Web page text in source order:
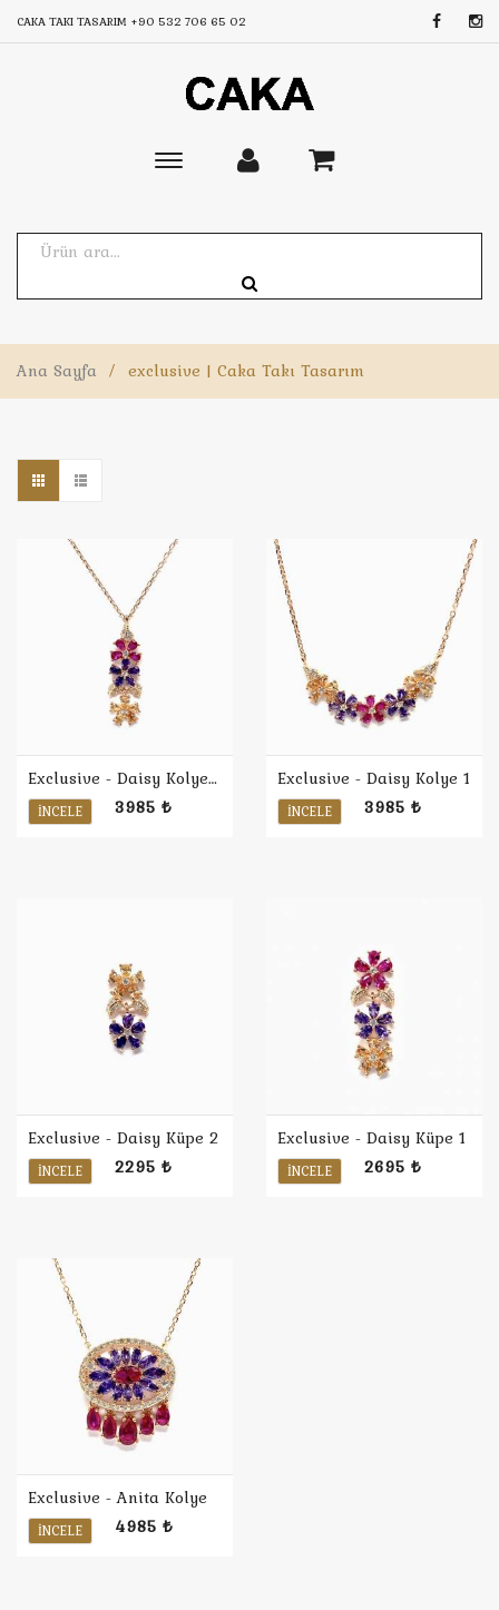
CAKA TAKI TASARIM +90 532 706 65 02
Toggle
Ana Sayfa / exclusive | Caka Takı Tasarım
Exclusive - Daisy Kolye 2
İNCELE 3985 ₺
Exclusive - Daisy Kolye 1
İNCELE 3985 ₺
Exclusive - Daisy Küpe 2
İNCELE 2295 ₺
Exclusive - Daisy Küpe 1
İNCELE 2695 ₺
Exclusive - Anita Kolye
İNCELE 4985 ₺